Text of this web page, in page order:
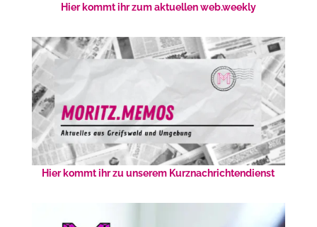
Hier kommt ihr zum aktuellen web.weekly
Hier kommt ihr zu unserem Kurznachrichtendienst